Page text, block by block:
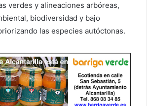
verdes y alineaciones arbóreas,
biodiversidad y bajo
las especies autóctonas.